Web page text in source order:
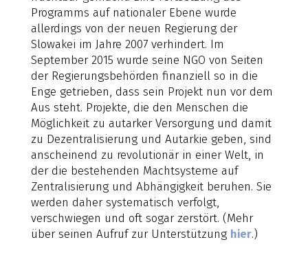
Programms auf nationaler Ebene wurde
allerdings von der neuen Regierung der
Slowakei im Jahre 2007 verhindert. Im
September 2015 wurde seine NGO von Seiten
der Regierungsbehörden finanziell so in die
Enge getrieben, dass sein Projekt nun vor dem
Aus steht. Projekte, die den Menschen die
Möglichkeit zu autarker Versorgung und damit
zu Dezentralisierung und Autarkie geben, sind
anscheinend zu revolutionär in einer Welt, in
der die bestehenden Machtsysteme auf
Zentralisierung und Abhängigkeit beruhen. Sie
werden daher systematisch verfolgt,
verschwiegen und oft sogar zerstört. (Mehr
über seinen Aufruf zur Unterstützung hier.)